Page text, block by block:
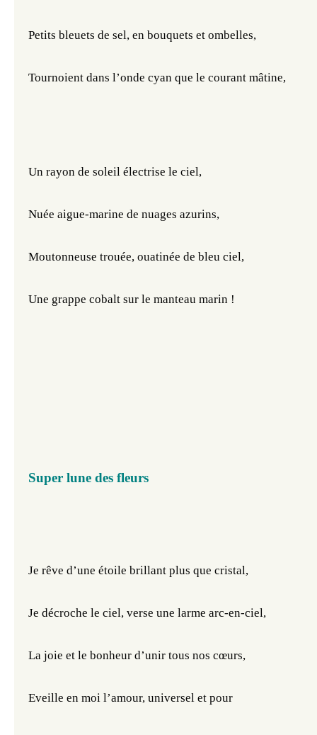
Petits bleuets de sel, en bouquets et ombelles,
Tournoient dans l’onde cyan que le courant mâtine,
Un rayon de soleil électrise le ciel,
Nuée aigue-marine de nuages azurins,
Moutonneuse trouée, ouatinée de bleu ciel,
Une grappe cobalt sur le manteau marin !
Super lune des fleurs
Je rêve d’une étoile brillant plus que cristal,
Je décroche le ciel, verse une larme arc-en-ciel,
La joie et le bonheur d’unir tous nos cœurs,
Eveille en moi l’amour, universel et pour